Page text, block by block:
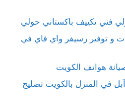
فني تكييف باكستاني حولي
و توفير رسيفر واي فاي في
هواتف الكويت
في المنزل بالكويت تصليح